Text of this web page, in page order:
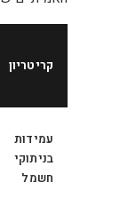
קריטריון
עמידות
בניתוקי
חשמל